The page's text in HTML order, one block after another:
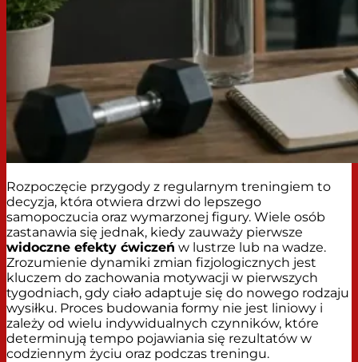
Rozpoczęcie przygody z regularnym treningiem to
decyzja, która otwiera drzwi do lepszego
samopoczucia oraz wymarzonej figury. Wiele osób
zastanawia się jednak, kiedy zauważy pierwsze
widoczne efekty ćwiczeń w lustrze lub na wadze.
Zrozumienie dynamiki zmian fizjologicznych jest
kluczem do zachowania motywacji w pierwszych
tygodniach, gdy ciało adaptuje się do nowego rodzaju
wysiłku. Proces budowania formy nie jest liniowy i
zależy od wielu indywidualnych czynników, które
determinują tempo pojawiania się rezultatów w
codziennym życiu oraz podczas treningu.